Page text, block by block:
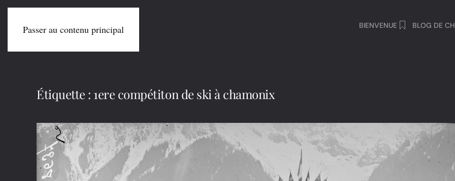
Passer au contenu principal BIENVENUE BLOG DE
Étiquette : 1ere compétiton de ski à chamonix